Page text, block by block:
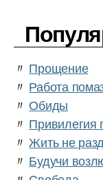
〃 Прощение
〃 Работа
〃 Обиды
〃 Привилегия
〃Жить не
〃 Будучи